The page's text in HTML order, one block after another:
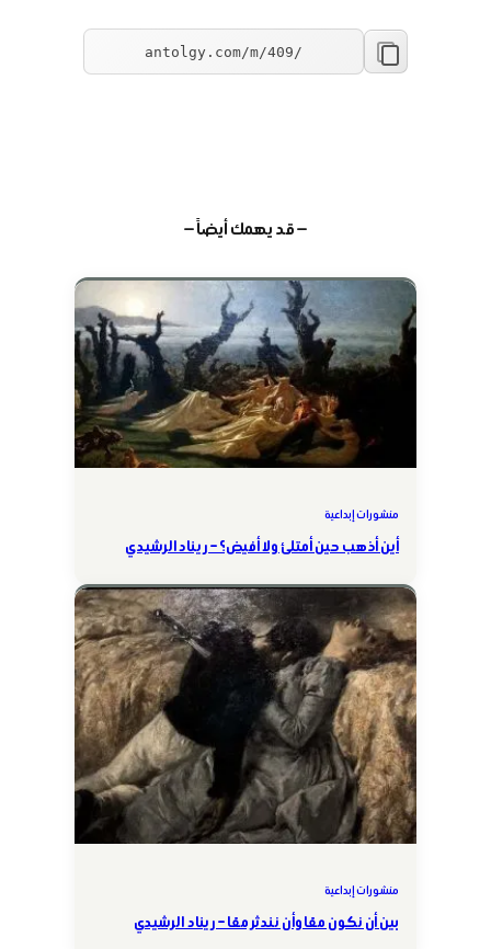
— قد يهمك أيضاً —
منشورات إبداعية
أين أذهب حين أمتلئ ولا أفيض؟ – ريناد الرشيدي
منشورات إبداعية
بين أن نكون معًا وأن نندثر معًا – ريناد الرشيدي